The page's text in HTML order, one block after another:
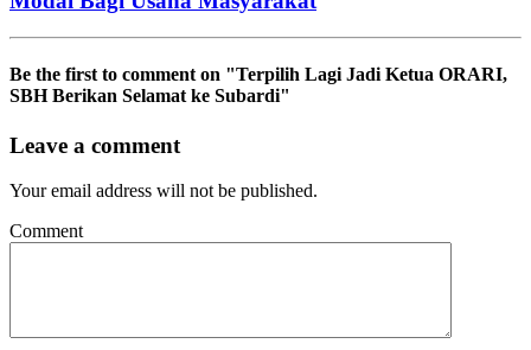
Be the first to comment on "Terpilih Lagi Jadi Ketua ORARI,
SBH Berikan Selamat ke Subardi"
Leave a comment
Your email address will not be published.
Comment